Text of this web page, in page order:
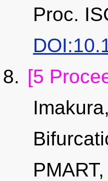
Proc.
[5
Imakura,